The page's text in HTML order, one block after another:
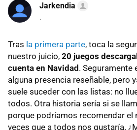
Jarkendia
.
Tras la primera parte, toca la
nuestro juicio, 20 juegos
cuenta en Navidad. Seguramente
alguna presencia reseñable, pero
suele suceder con las listas: no
todos. Otra historia sería si se
porque podríamos recomendar el
veces que a todos nos gustaría.